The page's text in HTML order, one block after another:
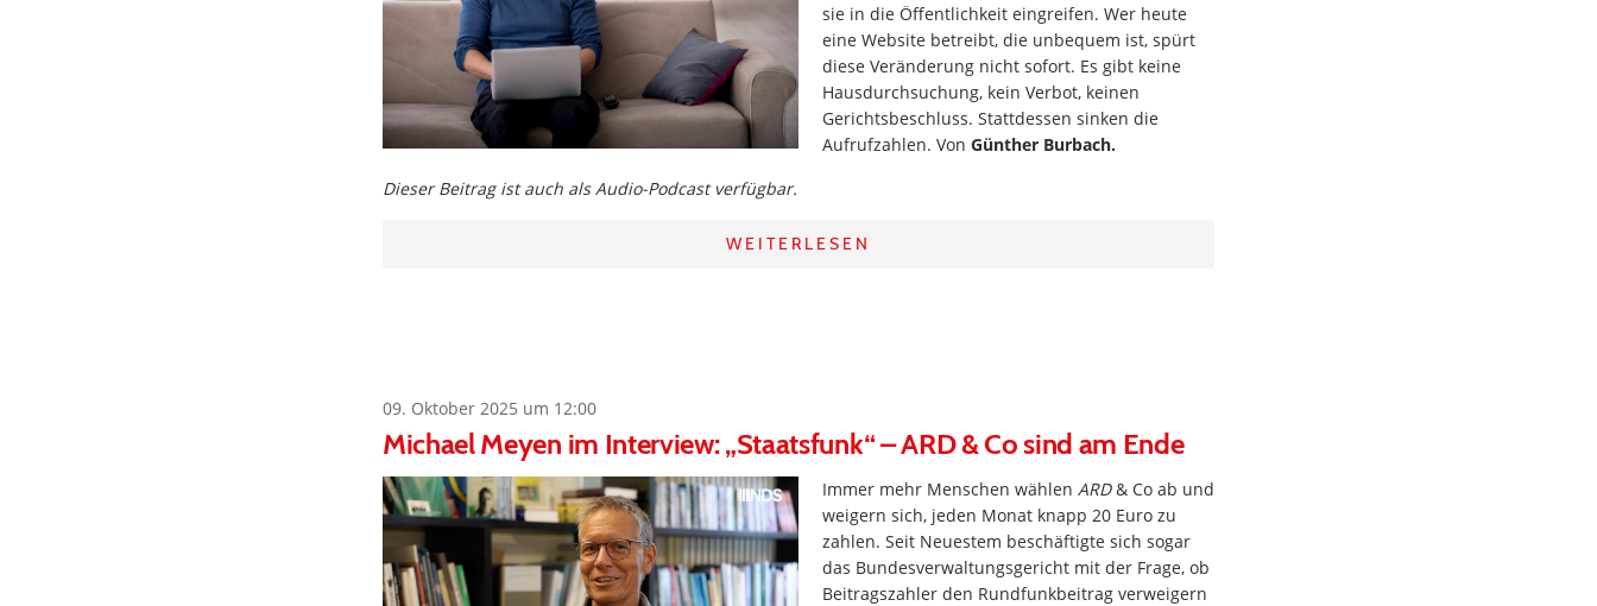
sie in die Öffentlichkeit eingreifen. Wer heute
eine Website betreibt, die unbequem ist, spürt
diese Veränderung nicht sofort. Es gibt keine
Hausdurchsuchung, kein Verbot, keinen
Gerichtsbeschluss. Stattdessen sinken die
Aufrufzahlen. Von Günther Burbach.
Dieser Beitrag ist auch als Audio-Podcast verfügbar.
WEITERLESEN
09. Oktober 2025 um 12:00
Michael Meyen im Interview: „Staatsfunk“ – ARD & Co sind am Ende
Immer mehr Menschen wählen ARD& Co ab und
weigern sich, jeden Monat knapp 20 Euro zu
zahlen. Seit Neuestem beschäftigte sich sogar
das Bundesverwaltungsgericht mit der Frage, ob
Beitragszahler den Rundfunkbeitrag verweigern